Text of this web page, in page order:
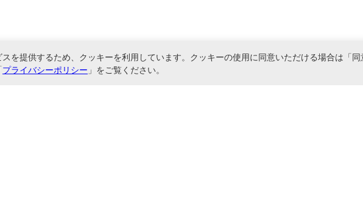
を提供するため、クッキーを利用しています。クッキーの使用に同意いただける場合は「
プライバシーポリシー 」をご覧ください。